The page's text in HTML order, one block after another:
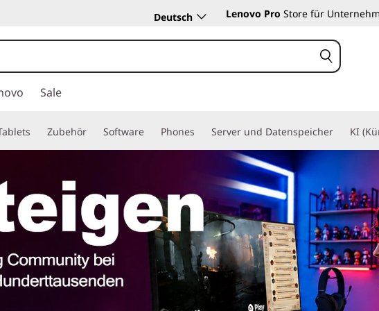
Deutsch Lenovo Pro Store für
Sale
Zubehör Software Phones Server und Datenspeicher KI